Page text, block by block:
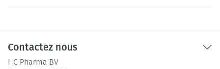
Contactez nous
HC Pharma BV